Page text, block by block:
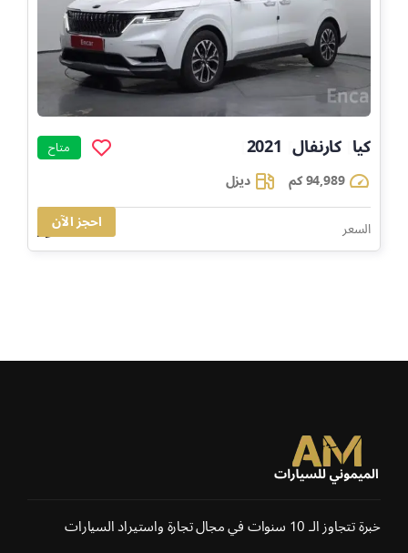
كيا كارنفال]
2021 متاح
94,989 كم
ديزل
السعر
65,838
احجز الآن
خبرة تتجاوز الـ 10 سنوات في مجال تجارة واستيراد السيارات